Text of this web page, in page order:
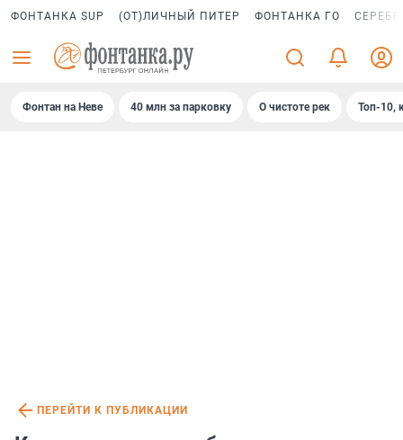
ФОНТАНКА SUP (ОТ)ЛИЧНЫЙ ПИТЕР ФОНТАНКА ГО
Фонтан на Неве 40 млн за парковку О чистоте рек Топ-10,
ПЕРЕЙТИ К ПУБЛИКАЦИИ